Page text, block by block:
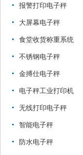
报警打印电子秤
大屏幕电子秤
食堂收货称重系统
不锈钢电子秤
金搏仕电子秤
电子秤工业打印机
无线打印电子秤
智能电子秤
防水电子秤